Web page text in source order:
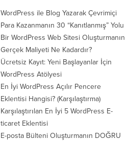
WordPress ile Blog Yazarak Çevrimiçi
Para Kazanmanın 30 “Kanıtlanmış” Yolu
Bir WordPress Web Sitesi Oluşturmanın
Gerçek Maliyeti Ne Kadardır?
Ücretsiz Kayıt: Yeni Başlayanlar İçin
WordPress Atölyesi
En İyi WordPress Açılır Pencere
Eklentisi Hangisi? (Karşılaştırma)
Karşılaştırılan En İyi 5 WordPress E-
ticaret Eklentisi
E-posta Bülteni Oluşturmanın DOĞRU